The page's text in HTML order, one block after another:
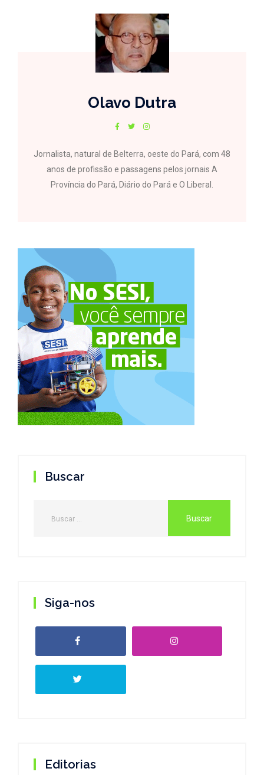
Olavo Dutra
Jornalista, natural de Belterra, oeste do Pará, com 48
anos de profissão e passagens pelos jornais A
Província do Pará, Diário do Pará e O Liberal.
Buscar
Siga-nos
Editorias